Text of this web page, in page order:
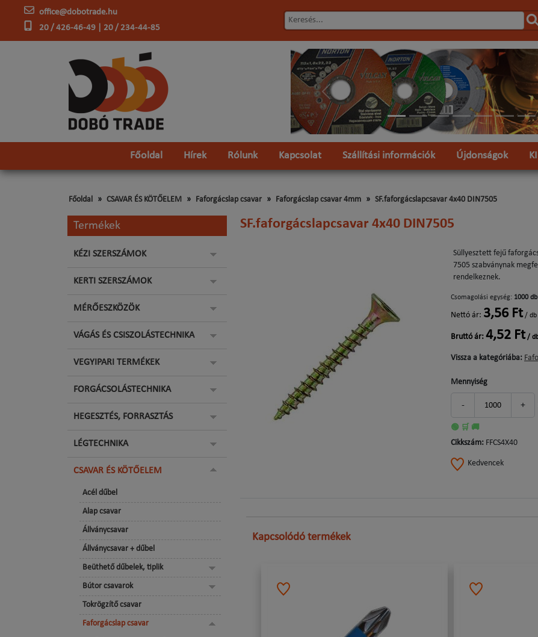
office@dobotrade.hu
20 / 426-46-49 | 20 / 234-44-85
Előző
Főoldal Hírek Rólunk Kapcsolat Szállítási információk Újdonságok
Főoldal CSAVAR ÉS KÖTŐELEM Faforgácslap csavar Faforgácslap csavar 4mm SF.faforgácslapcsavar 4x40 DIN7505
Termékek
KÉZI SZERSZÁMOK
KERTI SZERSZÁMOK
MÉRŐESZKÖZÖK
VÁGÁS ÉS CSISZOLÁSTECHNIKA
VEGYIPARI TERMÉKEK
FORGÁCSOLÁSTECHNIKA
HEGESZTÉS, FORRASZTÁS
LÉGTECHNIKA
CSAVAR ÉS KÖTŐELEM
Acél dűbel
Alap csavar
Állványcsavar
Állványcsavar + dűbel
Beüthető dűbelek, tiplik
Bútor csavarok
Tokrögzítő csavar
Faforgácslap csavar
SF.faforgácslapcsavar 4x40 DIN7505
Süllyesztett fejű
7505 szabványnak
rendelkeznek.
Csomagolási egység: 1000 db
Nettó ár: 3,56 Ft / db
Bruttó ár: 4,52 Ft /
Vissza a kategóriába:
Mennyiség
- +
🟢 🛒 🚚
Cikkszám: FFCS4X40
Kedvencek
Kapcsolódó termékek